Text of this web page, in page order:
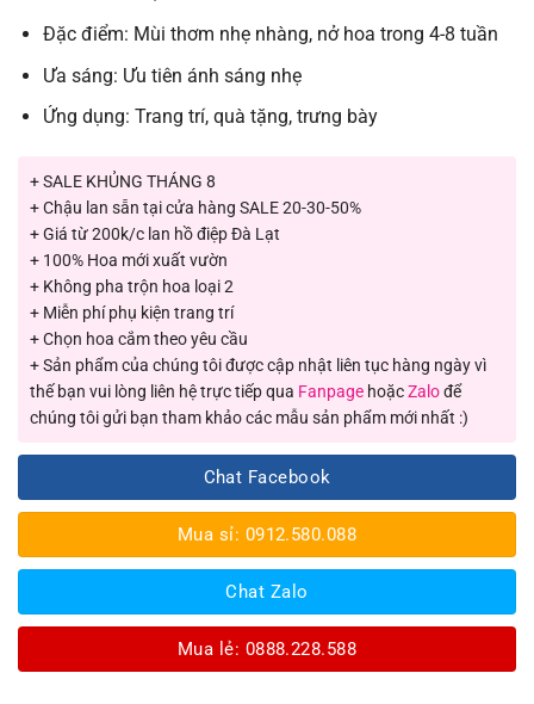
Đặc điểm: Mùi thơm nhẹ nhàng, nở hoa trong 4-8 tuần
Ưa sáng: Ưu tiên ánh sáng nhẹ
Ứng dụng: Trang trí, quà tặng, trưng bày
+ SALE KHỦNG THÁNG 8
+ Chậu lan sẵn tại cửa hàng SALE 20-30-50%
+ Giá từ 200k/c lan hồ điệp Đà Lạt
+ 100% Hoa mới xuất vườn
+ Không pha trộn hoa loại 2
+ Miễn phí phụ kiện trang trí
+ Chọn hoa cắm theo yêu cầu
+ Sản phẩm của chúng tôi được cập nhật liên tục hàng ngày vì
thế bạn vui lòng liên hệ trực tiếp qua Fanpage hoặcZalođể
chúng tôi gửi bạn tham khảo các mẫu sản phẩm mới nhất :)
Chat Facebook
Mua sỉ: 0912.580.088
Chat Zalo
Mua lẻ: 0888.228.588